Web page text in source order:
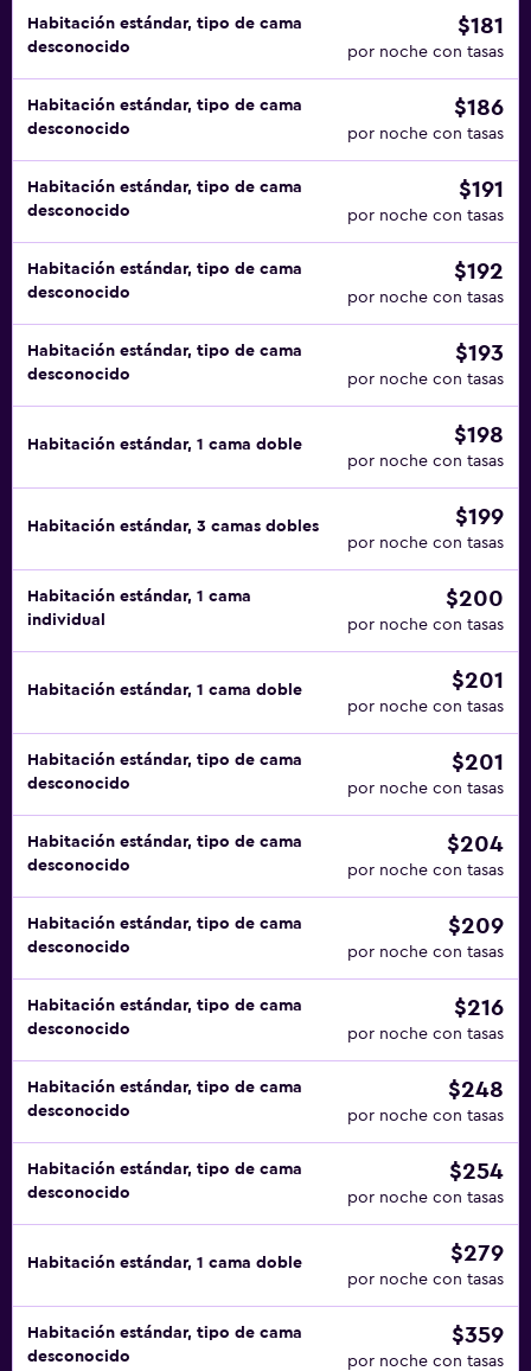
Habitación estándar, tipo de cama
desconocido
$181
por noche con tasas
Habitación estándar, tipo de cama
desconocido
$186
por noche con tasas
Habitación estándar, tipo de cama
desconocido
$191
por noche con tasas
Habitación estándar, tipo de cama
desconocido
$192
por noche con tasas
Habitación estándar, tipo de cama
desconocido
$193
por noche con tasas
Habitación estándar, 1 cama doble $198
por noche con tasas
Habitación estándar, 3 camas dobles $199
por noche con tasas
Habitación estándar, 1 cama
individual
$200
por noche con tasas
Habitación estándar, 1 cama doble $201
por noche con tasas
Habitación estándar, tipo de cama
desconocido
$201
por noche con tasas
Habitación estándar, tipo de cama
desconocido
$204
por noche con tasas
Habitación estándar, tipo de cama
desconocido
$209
por noche con tasas
Habitación estándar, tipo de cama
desconocido
$216
por noche con tasas
Habitación estándar, tipo de cama
desconocido
$248
por noche con tasas
Habitación estándar, tipo de cama
desconocido
$254
por noche con tasas
Habitación estándar, 1 cama doble $279
por noche con tasas
Habitación estándar, tipo de cama
desconocido
$359
por noche con tasas